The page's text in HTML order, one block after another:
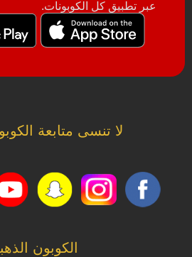
عبر تطبيق كل الكوبونات.
لا تنسى متابعة
الكوبون